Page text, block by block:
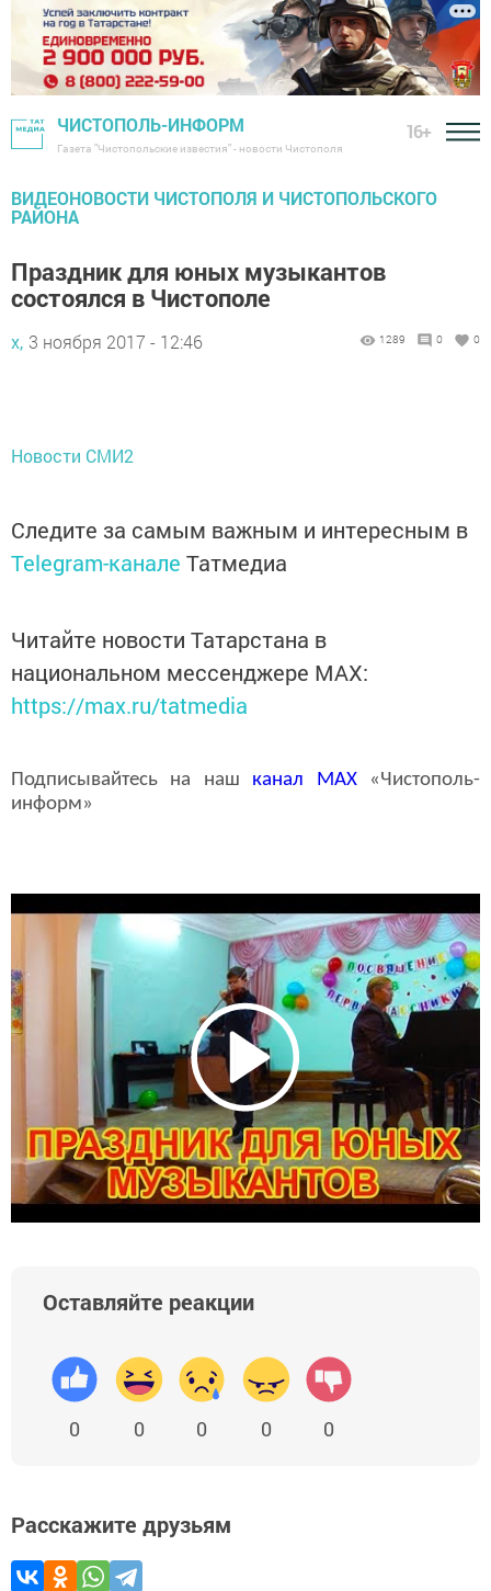
ЧИСТОПОЛЬ-ИНФОРМ
Газета "Чистопольские известия" - новости Чистополя
16+
ВИДЕОНОВОСТИ ЧИСТОПОЛЯ И ЧИСТОПОЛЬСКОГО
РАЙОНА
Праздник для юных музыкантов
состоялся в Чистополе
х, 3 ноября 2017 - 12:46 1289 0 0
Новости СМИ2
Следите за самым важным и интересным в
Telegram-канале Татмедиа
Читайте новости Татарстана в
национальном мессенджере MАХ:
https://max.ru/tatmedia
Подписывайтесь на наш канал MAX«Чистополь-
информ»
Оставляйте реакции
0 0 0 0 0
Расскажите друзьям